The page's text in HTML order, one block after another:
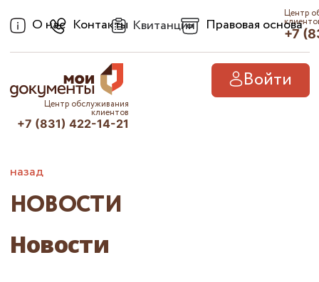
О нас Контакты Квитанции Правовая основа
Центр
+7
Войти
Центр обслуживания
клиентов
+7 (831) 422-14-21
назад
НОВОСТИ
Новости